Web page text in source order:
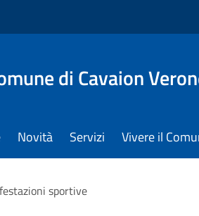
di Cavaion
Novità Servizi Vivere il
sportive